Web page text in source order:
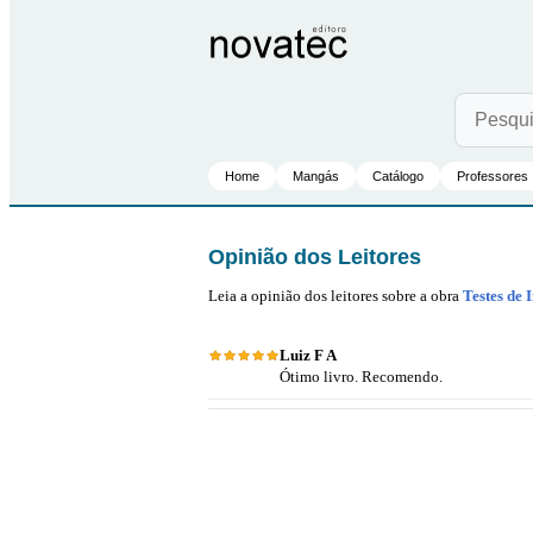
Home Mangás Catálogo Professores
Opinião dos Leitores
Leia a opinião dos leitores sobre a obra Testes de
Luiz F A
Ótimo livro. Recomendo.